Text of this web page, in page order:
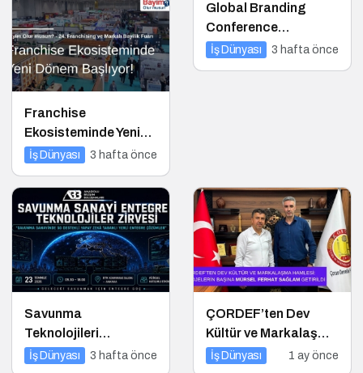
Franchise
Ekosisteminde Yeni
Dönem Başlıyor:
Fuarı 2026 İçin Geri
Sayım!
İş Dünyası 3 hafta önce
Global Branding
Conference
Üniversite Partnerleri
İş Dünyası 3 hafta önce
Savunma
Teknolojileri
Entegrasyon Zirvesi
İş Dünyası 3 hafta önce
ÇORDEF’ten Dev
Kültür ve Markalaşma
Hamlesi: Projelerin
İş Dünyası 1 ay önce